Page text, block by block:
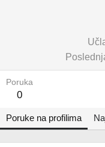
Poruka
0
Poruke na profilima